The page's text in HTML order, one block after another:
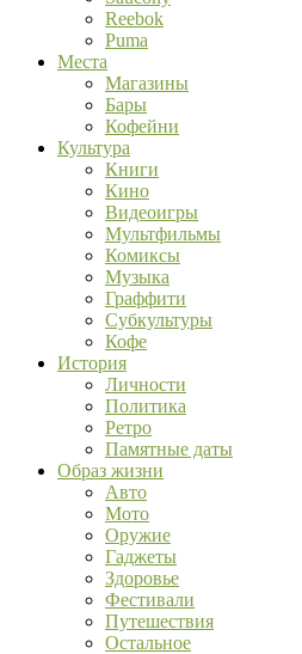
Reebok
Puma
Места
Магазины
Бары
Кофейни
Культура
Книги
Кино
Видеоигры
Мультфильмы
Комиксы
Музыка
Граффити
Субкультуры
Кофе
История
Личности
Политика
Ретро
Памятные даты
Образ жизни
Авто
Мото
Оружие
Гаджеты
Здоровье
Фестивали
Путешествия
Остальное